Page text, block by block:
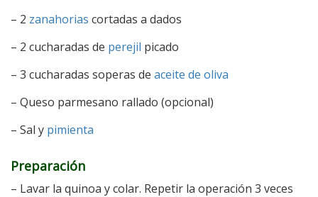
– 2 zanahorias cortadas a dados
– 2 cucharadas de perejil picado
– 3 cucharadas soperas de aceite de oliva
– Queso parmesano rallado (opcional)
– Sal y pimienta
Preparación
– Lavar la quinoa y colar. Repetir la operación 3 veces